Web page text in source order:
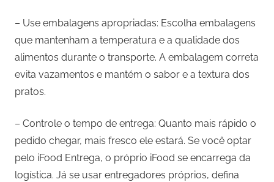
– Use embalagens apropriadas: Escolha embalagens
que mantenham a temperatura e a qualidade dos
alimentos durante o transporte. A embalagem correta
evita vazamentos e mantém o sabor e a textura dos
pratos.
– Controle o tempo de entrega: Quanto mais rápido o
pedido chegar, mais fresco ele estará. Se você optar
pelo iFood Entrega, o próprio iFood se encarrega da
logística. Já se usar entregadores próprios, defina